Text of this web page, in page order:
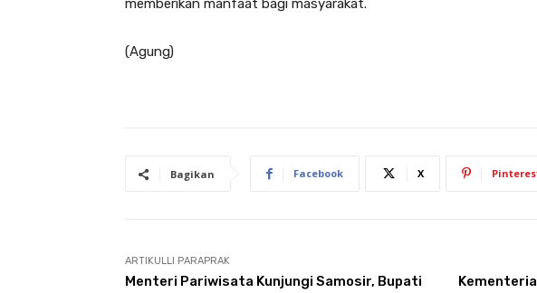
memberikan manfaat bagi masyarakat.
(Agung)
Bagikan Facebook X
ARTIKULLI PARAPRAK
Menteri Pariwisata Kunjungi Samosir, Bupati